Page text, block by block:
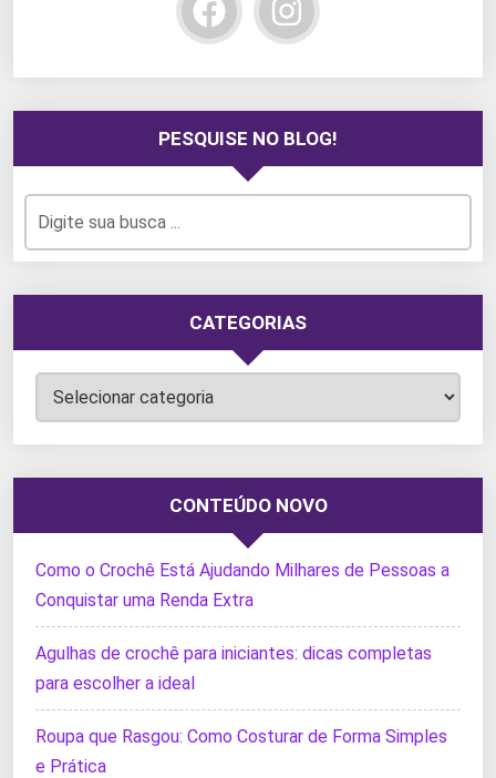
PESQUISE NO BLOG!
CATEGORIAS
Categorias
CONTEÚDO NOVO
Como o Crochê Está Ajudando Milhares de Pessoas a
Conquistar uma Renda Extra
Agulhas de crochê para iniciantes: dicas completas
para escolher a ideal
Roupa que Rasgou: Como Costurar de Forma Simples
e Prática